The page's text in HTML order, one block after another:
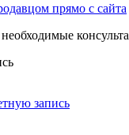
прямо с сайта
запись